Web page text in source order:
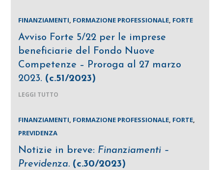
FINANZIAMENTI, FORMAZIONE PROFESSIONALE, FORTE
Avviso Forte 5/22 per le imprese
beneficiarie del Fondo Nuove
Competenze – Proroga al 27 marzo
2023. (c.51/2023)
LEGGI TUTTO
FINANZIAMENTI, FORMAZIONE PROFESSIONALE, FORTE,
PREVIDENZA
Notizie in breve: Finanziamenti –
Previdenza. (c.30/2023)